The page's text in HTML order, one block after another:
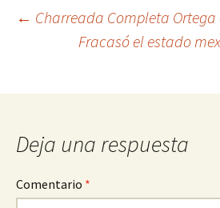
← Charreada Completa
Fracasó el estado
Deja una respuesta
Comentario *